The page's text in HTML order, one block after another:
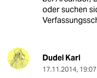
oder suchen
Dudel Karl
17.11.2014,